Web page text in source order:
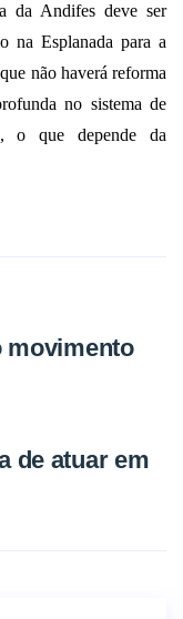
da Andifes deve ser
na Esplanada para a
não haverá reforma
no sistema de
o que depende da
movimento
de atuar em